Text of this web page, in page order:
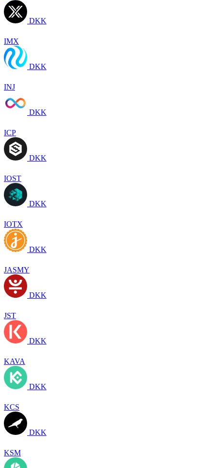
DKK
IMX
DKK
INJ
DKK
ICP
DKK
IOST
DKK
IOTX
DKK
JASMY
DKK
JST
DKK
KAVA
DKK
KCS
DKK
KSM